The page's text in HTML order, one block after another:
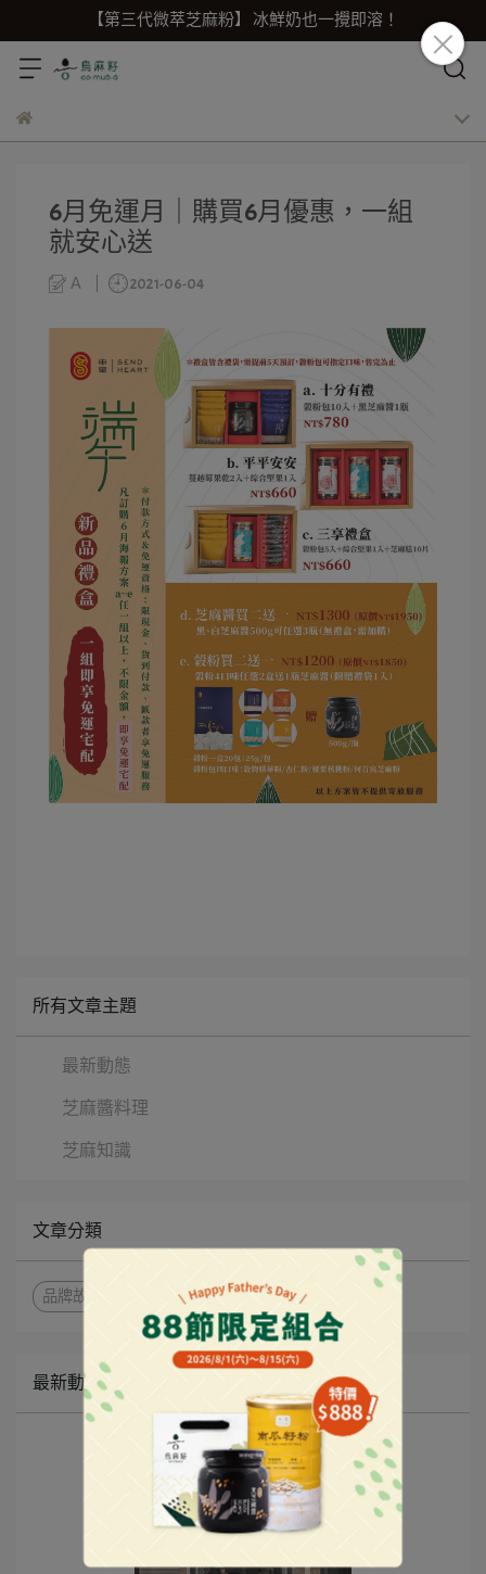
【第三代微萃芝麻粉】 冰鮮奶也一攪即溶！
6月免運月｜購買6月優惠，一組
就安心送
Ａ 2021-06-04
所有文章主題
最新動態
芝麻醬料理
芝麻知識
文章分類
品牌故事 台灣手信 順豐直寄香港
最新動態